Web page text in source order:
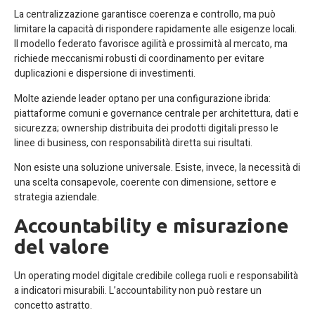
La centralizzazione garantisce coerenza e controllo, ma può
limitare la capacità di rispondere rapidamente alle esigenze locali.
Il modello federato favorisce agilità e prossimità al mercato, ma
richiede meccanismi robusti di coordinamento per evitare
duplicazioni e dispersione di investimenti.
Molte aziende leader optano per una configurazione ibrida:
piattaforme comuni e governance centrale per architettura, dati e
sicurezza; ownership distribuita dei prodotti digitali presso le
linee di business, con responsabilità diretta sui risultati.
Non esiste una soluzione universale. Esiste, invece, la necessità di
una scelta consapevole, coerente con dimensione, settore e
strategia aziendale.
Accountability e misurazione
del valore
Un operating model digitale credibile collega ruoli e responsabilità
a indicatori misurabili. L’accountability non può restare un
concetto astratto.